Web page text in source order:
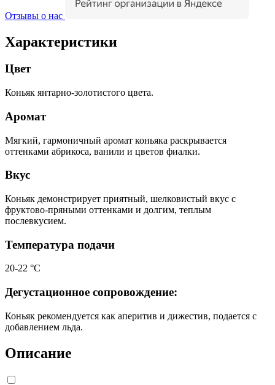
Отзывы о нас
Характеристики
Цвет
Коньяк янтарно-золотистого цвета.
Аромат
Мягкий, гармоничный аромат коньяка раскрывается
оттенками абрикоса, ванили и цветов фиалки.
Вкус
Коньяк демонстрирует приятный, шелковистый вкус с
фруктово-пряными оттенками и долгим, теплым
послевкусием.
Температура подачи
20-22 °С
Дегустационное сопровождение:
Коньяк рекомендуется как аперитив и дижестив, подается с
добавлением льда.
Описание